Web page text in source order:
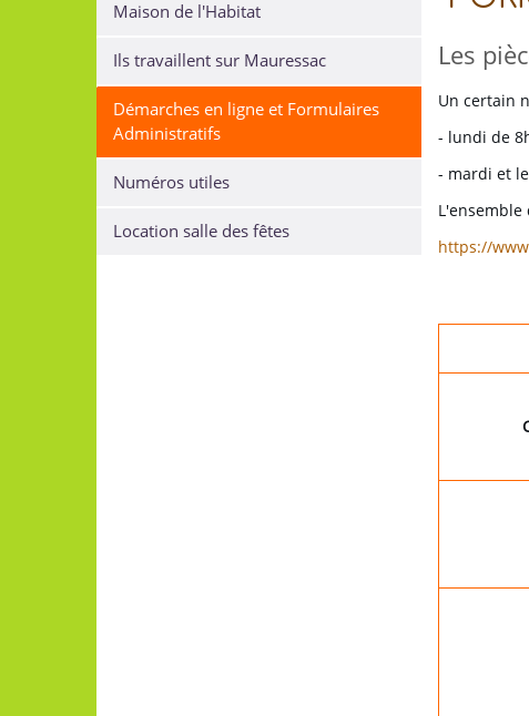
Les
Un certain
- lundi de
- mardi et
https://
Maison de l'Habitat
Ils travaillent sur Mauressac
Démarches en ligne et Formulaires
Administratifs
Numéros utiles
Location salle des fêtes